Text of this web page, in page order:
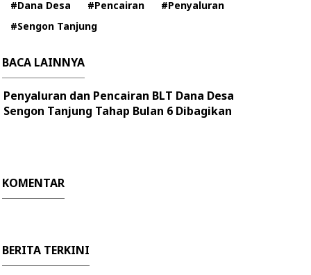
#Dana Desa #Pencairan
#Penyaluran
#Sengon Tanjung
BACA LAINNYA
Penyaluran dan Pencairan BLT Dana Desa
Sengon Tanjung Tahap Bulan 6 Dibagikan
KOMENTAR
BERITA TERKINI